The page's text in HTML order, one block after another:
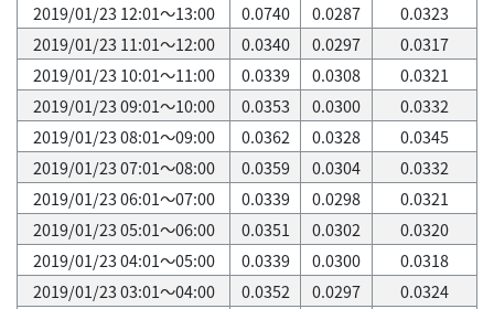
2019/01/23 12:01～13:00
0.0740 0.0287
0.0323
2019/01/23 11:01～12:00
0.0340 0.0297
0.0317
2019/01/23 10:01～11:00
0.0339 0.0308
0.0321
2019/01/23 09:01～10:00
0.0353 0.0300
0.0332
2019/01/23 08:01～09:00
0.0362 0.0328
0.0345
2019/01/23 07:01～08:00
0.0359 0.0304
0.0332
2019/01/23 06:01～07:00
0.0339 0.0298
0.0321
2019/01/23 05:01～06:00
0.0351 0.0302
0.0320
2019/01/23 04:01～05:00
0.0339 0.0300
0.0318
2019/01/23 03:01～04:00
0.0352 0.0297
0.0324